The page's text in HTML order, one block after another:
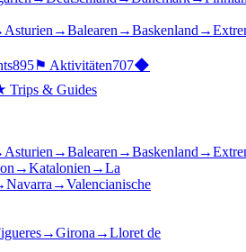
Asturien →Balearen →Baskenland →
895⚑ Aktivitäten707◆
Trips & Guides
Asturien →Balearen →Baskenland →
→Katalonien →La
Navarra →Valencianische
→Girona →Lloret de